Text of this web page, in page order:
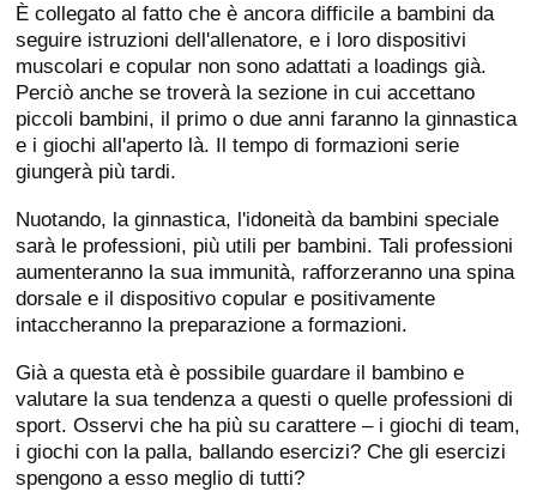
È collegato al fatto che è ancora difficile a bambini da
seguire istruzioni dell'allenatore, e i loro dispositivi
muscolari e copular non sono adattati a loadings già.
Perciò anche se troverà la sezione in cui accettano
piccoli bambini, il primo o due anni faranno la ginnastica
e i giochi all'aperto là. Il tempo di formazioni serie
giungerà più tardi.
Nuotando, la ginnastica, l'idoneità da bambini speciale
sarà le professioni, più utili per bambini. Tali professioni
aumenteranno la sua immunità, rafforzeranno una spina
dorsale e il dispositivo copular e positivamente
intaccheranno la preparazione a formazioni.
Già a questa età è possibile guardare il bambino e
valutare la sua tendenza a questi o quelle professioni di
sport. Osservi che ha più su carattere – i giochi di team,
i giochi con la palla, ballando esercizi? Che gli esercizi
spengono a esso meglio di tutti?